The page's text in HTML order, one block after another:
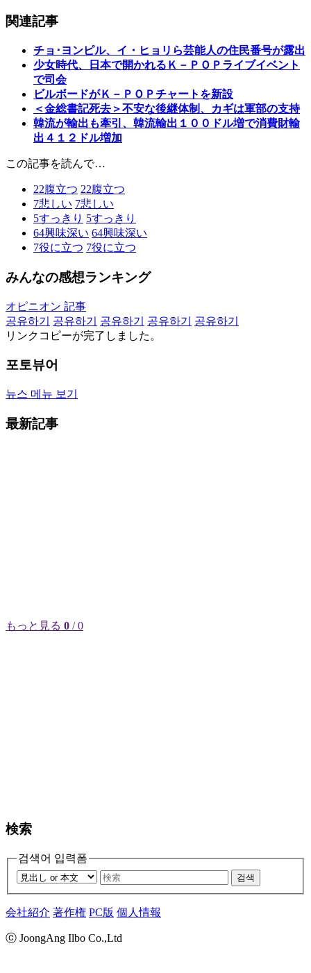
関連記事
チョ･ヨンピル、イ・ヒョリら芸能人の住民番号が露出
少女時代、日本で開かれるＫ－ＰＯＰライブイベント
で司会
ビルボードがＫ－ＰＯＰチャートを新設
＜金総書記死去＞不安な後継体制、カギは軍部の支持
韓流が輸出も牽引、韓流輸出１００ドル増で消費財輸
出４１２ドル増加
この記事を読んで…
22腹立つ 22腹立つ
7悲しい 7悲しい
5すっきり 5すっきり
64興味深い 64興味深い
7役に立つ 7役に立つ
みんなの感想ランキング
オピニオン 記事
공유하기
공유하기 공유하기 공유하기
공유하기
リンクコピーが完了しました。
포토뷰어
뉴스 메뉴 보기
最新記事
もっと見る 0 / 0
検索
검색어 입력폼
검색
会社紹介 著作権 PC版 個人情報
ⓒ JoongAng Ilbo Co.,Ltd